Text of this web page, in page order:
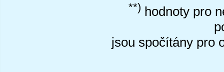
**) hodnoty pro
jsou spočítány pro